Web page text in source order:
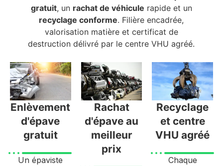
gratuit, un rachat de véhicule rapide et un
recyclage conforme. Filière encadrée,
valorisation matière et certificat de
destruction délivré par le centre VHU agréé.
Enlèvement
d'épave
gratuit
Un épaviste
Rachat
d'épave au
meilleur
prix
Recyclage
et centre
VHU agréé
Chaque